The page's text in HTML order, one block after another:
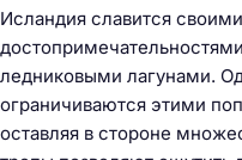
Исландия славится
ледниковыми лагунами.
ограничиваются этими
оставляя в стороне